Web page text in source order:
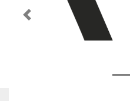
Previous